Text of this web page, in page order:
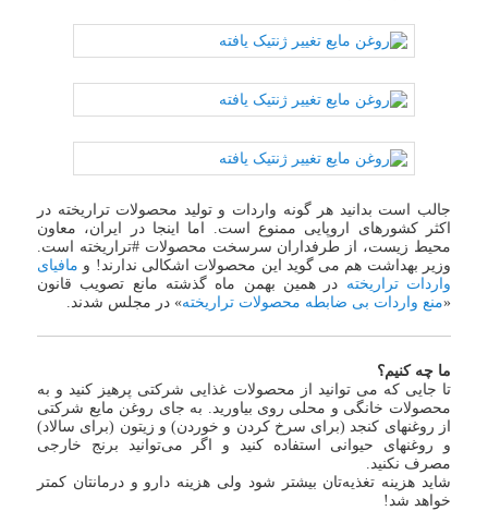
جالب است بدانید هر گونه واردات و تولید محصولات تراریخته در
اکثر کشورهای اروپایی ممنوع است. اما اینجا در ایران، معاون
محیط زیست، از طرفداران سرسخت محصولات #تراریخته است.
وزیر بهداشت هم می گوید این محصولات اشکالی ندارند! و مافیای
واردات تراریخته در همین بهمن ماه گذشته مانع تصویب قانون
«منع واردات بی ضابطه محصولات تراریخته» در مجلس شدند.
ما چه کنیم؟
تا جایی که می توانید از محصولات غذایی شرکتی پرهیز کنید و به
محصولات خانگی و محلی روی بیاورید. به جای روغن مایع شرکتی
از روغنهای کنجد (برای سرخ کردن و خوردن) و زیتون (برای سالاد)
و روغنهای حیوانی استفاده کنید و اگر می‌توانید برنج خارجی
مصرف نکنید.
شاید هزینه تغذیه‌تان بیشتر شود ولی هزینه دارو و درمانتان کمتر
خواهد شد!